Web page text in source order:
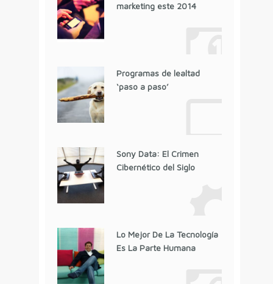
marketing este 2014
Programas de lealtad
‘paso a paso’
Sony Data: El Crimen
Cibernético del Siglo
Lo Mejor De La Tecnología
Es La Parte Humana